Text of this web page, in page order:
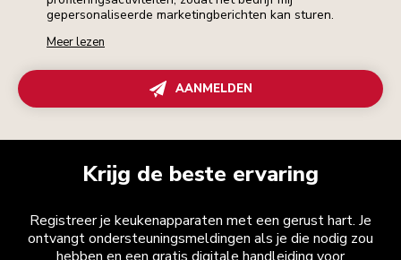
gepersonaliseerde marketingberichten kan sturen.
Meer lezen
AANMELDEN
Krijg de beste ervaring
Registreer je keukenapparaten met een gerust hart. Je
ontvangt ondersteuningsmeldingen als je die nodig zou